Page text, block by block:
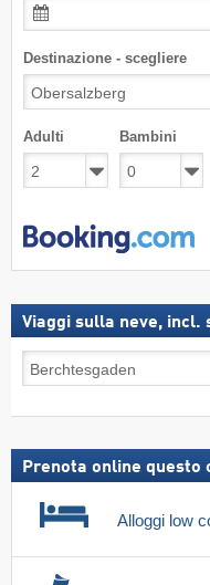
Destinazione - scegliere
Adulti Bambini
Viaggi sulla neve, incl.
sulla
incl.
Prenota online questo
Alloggi low